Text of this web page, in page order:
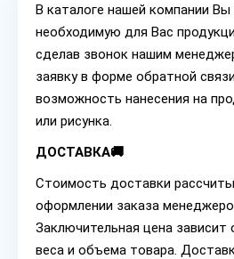
В каталоге нашей компании
необходимую для Вас
сделав звонок нашим
заявку в форме обратной
возможность нанесения на
или рисунка.
ДОСТАВКА🚚
Стоимость доставки
оформлении заказа
Заключительная цена
веса и объема товара.